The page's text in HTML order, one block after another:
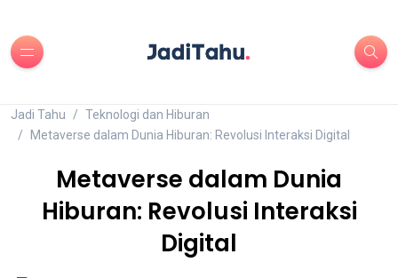
Jadi Tahu
Teknologi dan Hiburan
Metaverse dalam Dunia Hiburan: Revolusi Interaksi Digital
Metaverse dalam Dunia
Hiburan: Revolusi Interaksi
Digital